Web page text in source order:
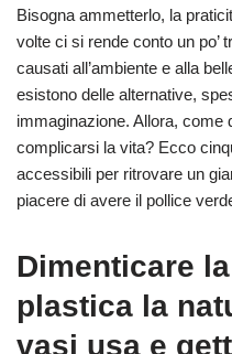
Bisogna ammetterlo, la
volte ci si rende conto un po’
causati all’ambiente e alla
esistono delle alternative,
immaginazione. Allora, come
complicarsi la vita? Ecco
accessibili per ritrovare un
piacere di avere il pollice
Dimenticare
plastica la
vasi usa e